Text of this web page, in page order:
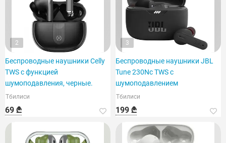
2
Беспроводные наушники Celly
TWS с функцией
шумоподавления, черные.
Тбилиси
69 ₾
3
Беспроводные наушники JBL
Tune 230Nc TWS с
шумоподавлением
Тбилиси
199 ₾